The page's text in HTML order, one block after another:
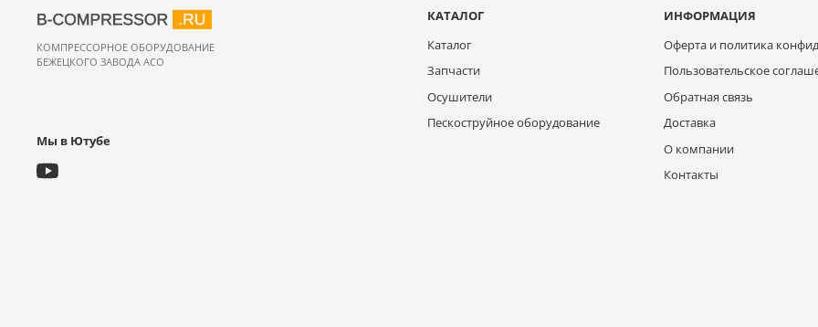
КАТАЛОГ
Каталог
Запчасти
Осушители
Пескоструйное оборудование
ИНФОРМАЦИЯ
Оферта и политика
Пользовательское
Обратная связь
Доставка
О компании
Контакты
КОМПРЕССОРНОЕ ОБОРУДОВАНИЕ
БЕЖЕЦКОГО ЗАВОДА АСО
Мы в Ютубе